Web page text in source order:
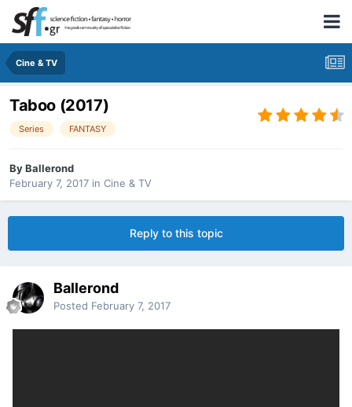
Cine & TV
Taboo (2017)
Series FANTASY
ByBallerond
February 7, 2017 in Cine & TV
Reply to this topic
Ballerond
Posted February 7, 2017